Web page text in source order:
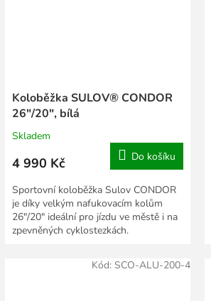
Koloběžka SULOV® CONDOR
26"/20", bílá
Skladem
4 990 Kč Do košíku
Sportovní koloběžka Sulov CONDOR
je díky velkým nafukovacím kolům
26"/20" ideální pro jízdu ve městě i na
zpevněných cyklostezkách.
Kód: SCO-ALU-200-4